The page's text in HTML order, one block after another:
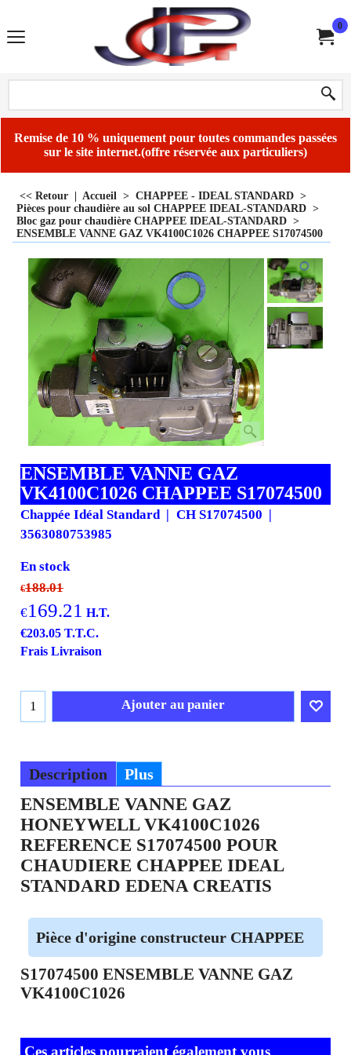
0
Remise de 10 % uniquement pour toutes commandes passées
sur le site internet.(offre réservée aux particuliers)
<< Retour Accueil > CHAPPEE - IDEAL STANDARD >
Pièces pour chaudière au sol CHAPPEE IDEAL-STANDARD >
Bloc gaz pour chaudière CHAPPEE IDEAL-STANDARD >
ENSEMBLE VANNE GAZ VK4100C1026 CHAPPEE S17074500
ENSEMBLE VANNE GAZ
VK4100C1026 CHAPPEE S17074500
Chappée Idéal Standard
CH S17074500
3563080753985
En stock
€188.01
€169.21 H.T.
€203.05 T.T.C.
Frais Livraison
Ajouter au panier
Description Plus
ENSEMBLE VANNE GAZ
HONEYWELL VK4100C1026
REFERENCE S17074500 POUR
CHAUDIERE CHAPPEE IDEAL
STANDARD EDENA CREATIS
Pièce d'origine constructeur CHAPPEE
S17074500 ENSEMBLE VANNE GAZ
VK4100C1026
Ces articles pourraient également vous